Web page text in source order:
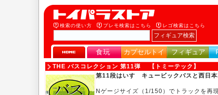
検索の使い方 プレモ検索はこちら レゴ検索はこちら
食玩 カプセルトイ フィギュア
THE バスコレクション 第11弾 【トミーテック】
第11段はいすゞキュービックバスと西日
Nゲージサイズ（1/150）でトラックを再